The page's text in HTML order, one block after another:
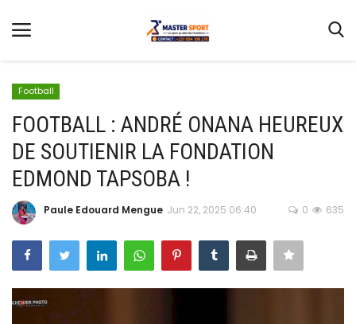
Home
Contact
Football
Gallery
Terms & Conditions
Athlétisme
Football
FOOTBALL : ANDRÉ ONANA HEUREUX
DE SOUTIENIR LA FONDATION
EDMOND TAPSOBA !
Paule Edouard Mengue Jun 22, 2025 06:40 635
0